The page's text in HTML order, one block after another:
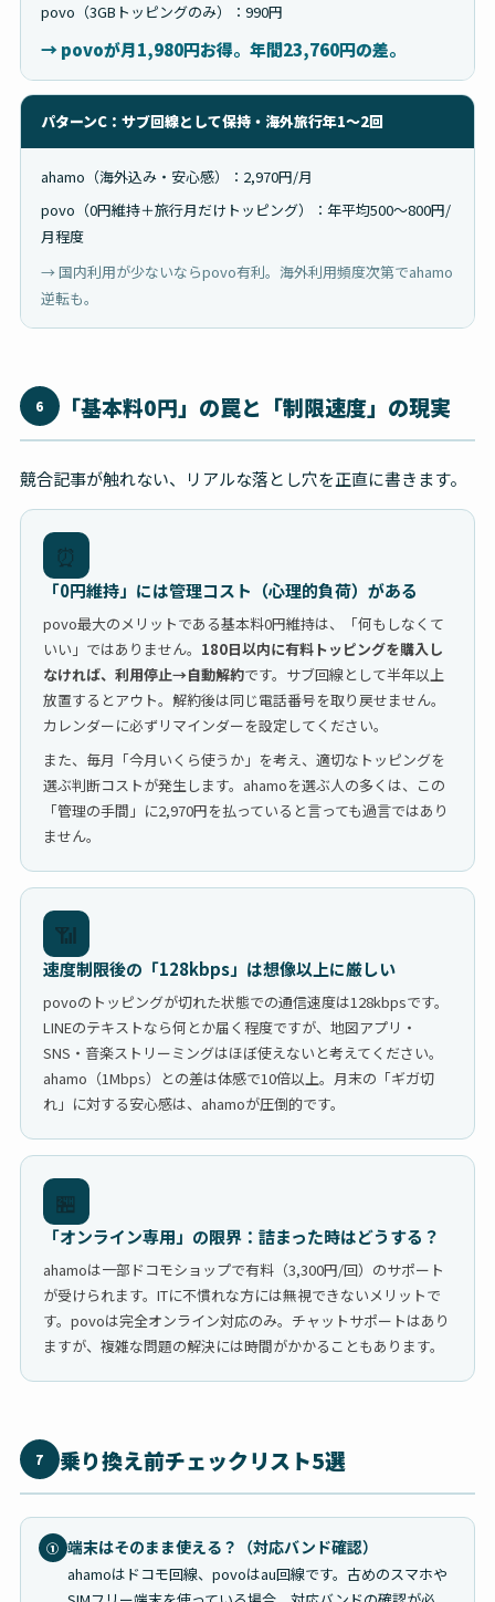
povo（3GBトッピングのみ）：990円
→ povoが月1,980円お得。年間23,760円の差。
パターンC：サブ回線として保持・海外旅行年1〜2回
ahamo（海外込み・安心感）：2,970円/月
povo（0円維持＋旅行月だけトッピング）：年平均500〜800円/
月程度
→ 国内利用が少ないならpovo有利。海外利用頻度次第でahamo
逆転も。
6 「基本料0円」の罠と「制限速度」の現実
競合記事が触れない、リアルな落とし穴を正直に書きます。
⏰
「0円維持」には管理コスト（心理的負荷）がある
povo最大のメリットである基本料0円維持は、「何もしなくて
いい」ではありません。 180日以内に有料トッピングを購入し
なければ、利用停止→自動解約です。サブ回線として半年以上
放置するとアウト。解約後は同じ電話番号を取り戻せません。
カレンダーに必ずリマインダーを設定してください。
また、毎月「今月いくら使うか」を考え、適切なトッピングを
選ぶ判断コストが発生します。ahamoを選ぶ人の多くは、この
「管理の手間」に2,970円を払っていると言っても過言ではあり
ません。
📶
速度制限後の「128kbps」は想像以上に厳しい
povoのトッピングが切れた状態での通信速度は128kbpsです。
LINEのテキストなら何とか届く程度ですが、地図アプリ・
SNS・音楽ストリーミングはほぼ使えないと考えてください。
ahamo（1Mbps）との差は体感で10倍以上。月末の「ギガ切
れ」に対する安心感は、ahamoが圧倒的です。
🏪
「オンライン専用」の限界：詰まった時はどうする？
ahamoは一部ドコモショップで有料（3,300円/回）のサポート
が受けられます。ITに不慣れな方には無視できないメリットで
す。povoは完全オンライン対応のみ。チャットサポートはあり
ますが、複雑な問題の解決には時間がかかることもあります。
7 乗り換え前チェックリスト5選
① 端末はそのまま使える？（対応バンド確認）
ahamoはドコモ回線、povoはau回線です。古めのスマホや